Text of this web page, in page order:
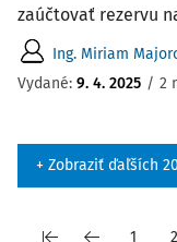
zaúčtovať rezervu
Ing. Miriam
Vydané: 9. 4. 2025 / 2
+ Zobraziť ďaľších 20
1 2